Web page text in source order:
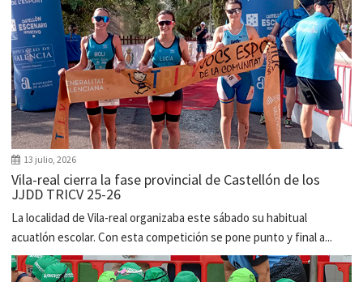
13 julio, 2026
Vila-real cierra la fase provincial de Castellón de los
JJDD TRICV 25-26
La localidad de Vila-real organizaba este sábado su habitual
acuatlón escolar. Con esta competición se pone punto y final a...